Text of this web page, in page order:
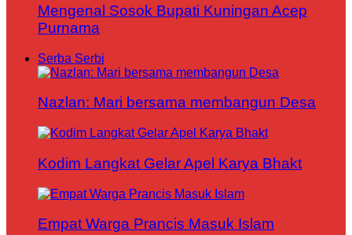
Mengenal Sosok Bupati Kuningan Acep
Purnama
Serba Serbi
Nazlan: Mari bersama membangun Desa
Kodim Langkat Gelar Apel Karya Bhakt
Empat Warga Prancis Masuk Islam